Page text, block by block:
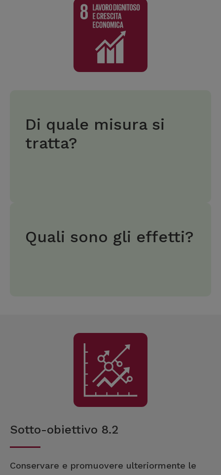
Di quale misura si
tratta?
Quali sono gli effetti?
Sotto-obiettivo 8.2
Conservare e promuovere ulteriormente le